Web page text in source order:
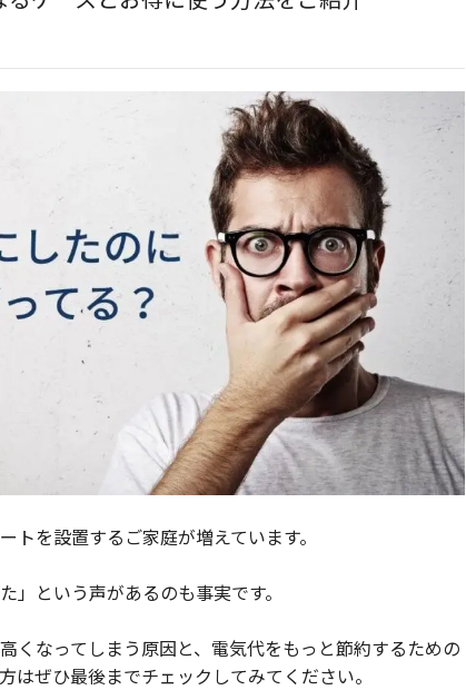
を設置するご家庭が増えています。
」という声があるのも事実です。
くなってしまう原因と、電気代をもっと節約するための
ぜひ最後までチェックしてみてください。